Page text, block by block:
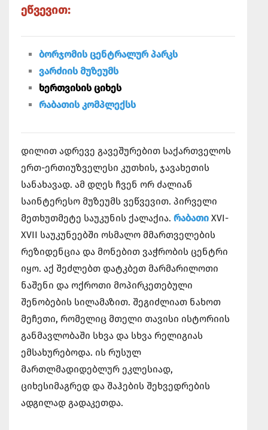
ეწვევით:
ბორჯომის ცენტრალურ პარკს
ვარძიის მუზეუმს
ხერთვისის ციხეს
რაბათის კომპლექსს
დილით ადრევე გავეშურებით საქართველოს
ერთ-ერთიუზველესი კუთხის, ჯავახეთის
სანახავად. ამ დღეს ჩვენ ორ ძალიან
საინტერესო მუზეუმს ვეწვევით. პირველი
მეთხუთმეტე საუკუნის ქალაქია. რაბათი XVI-
XVII საუკუნეებში ოსმალო მმართველების
რეზიდენცია და მონებით ვაჭრობის ცენტრი
იყო. აქ შეძლებთ დატკბეთ მარმარილოთი
ნაშენი და ოქროთი მოპირკეთებული
შენობების სილამაზით. შეგიძლიათ ნახოთ
მეჩეთი, რომელიც მთელი თავისი ისტორიის
განმავლობაში სხვა და სხვა რელიგიას
ემსახურებოდა. ის რუსულ
მართლმადიდებლურ ეკლესიად,
ციხესიმაგრედ და შაჰების შეხვედრების
ადგილად გადაკეთდა.